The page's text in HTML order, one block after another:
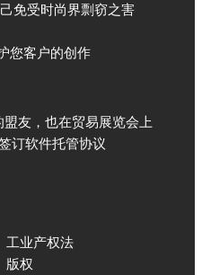
免受时尚界剽窃之害
您客户的创作
友，也在贸易展览会上
订软件托管协议
工业产权法
版权